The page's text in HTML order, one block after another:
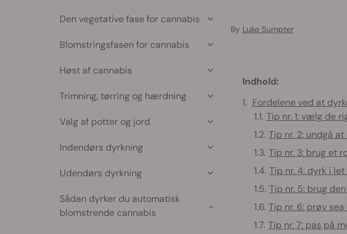
By Luke Sumpter
Indhold:
Fordelene ved at
Tip nr. 1: vælg de
Tip nr. 2: undgå
Tip nr. 3: brug et
Tip nr. 4: dyrk i
Tip nr. 5: brug
Tip nr. 6: prøv
Tip nr. 7: pas på
Den vegetative fase for cannabis
Blomstringsfasen for cannabis
Høst af cannabis
Trimning, tørring og hærdning
Valg af potter og jord
Indendørs dyrkning
Udendørs dyrkning
Sådan dyrker du automatisk
blomstrende cannabis